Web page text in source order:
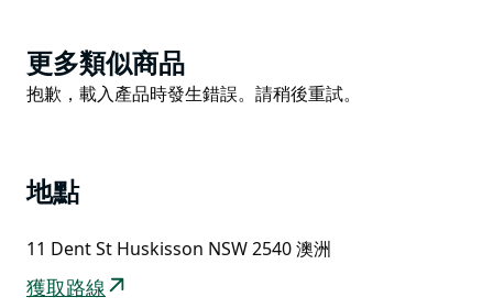
博物館坐落於庫拉姆本溪畔，地理位置優越。博物館位於
傑維斯灣美麗的叢林之中，建築群包括一個大型休閒區，
內設原生花園、紅樹林木棧道、池塘、船屋和歷史建築，
傑維斯灣地區擁有豐富的原住民文化歷史，博物館就坐落
在達拉瓦爾人和杜爾加人世代居住的土地上。傑維斯灣歷
的免費尋寶遊戲！
Product
List
更多類似商品
Product
抱歉，載入產品時發生錯誤。請稍後重試。
地點
11 Dent St Huskisson NSW 2540 澳洲
獲取路線